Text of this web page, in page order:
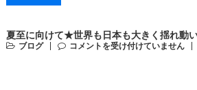
夏至に向けて★世界も日本も大きく揺れ動
ブログ コメントを受け付けていません